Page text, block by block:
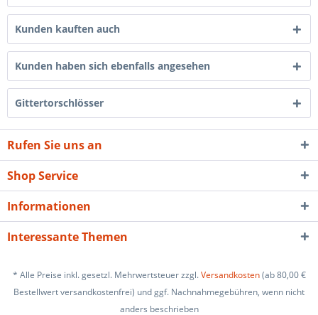
Kunden kauften auch
Kunden haben sich ebenfalls angesehen
Gittertorschlösser
Rufen Sie uns an
Shop Service
Informationen
Interessante Themen
* Alle Preise inkl. gesetzl. Mehrwertsteuer zzgl.Versandkosten(ab 80,00 €
Bestellwert versandkostenfrei) und ggf. Nachnahmegebühren, wenn nicht
anders beschrieben